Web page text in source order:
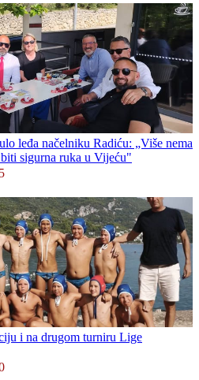
leđa načelniku Radiću: „Više nema
sigurna ruka u Vijeću"
i na drugom turniru Lige